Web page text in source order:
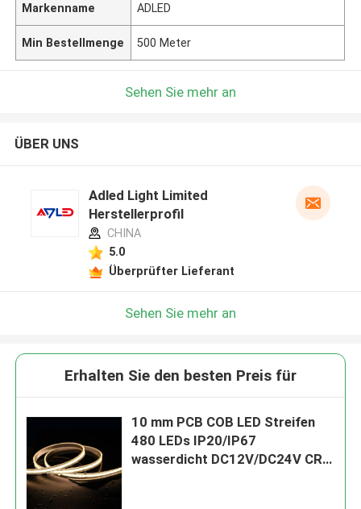
Markenname ADLED
Min Bestellmenge 500 Meter
Sehen Sie mehr an
ÜBER UNS
Adled Light Limited
Herstellerprofil
CHINA
5.0
Überprüfter Lieferant
Sehen Sie mehr an
Erhalten Sie den besten Preis für
10 mm PCB COB LED Streifen
480 LEDs IP20/IP67
wasserdicht DC12V/DC24V CRI